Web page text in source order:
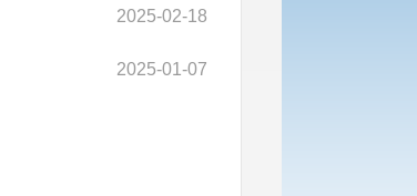
2025-02-18
2025-01-07